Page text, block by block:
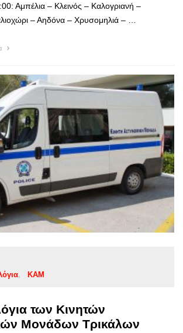
Αμπέλια – Κλεινός – Καλογριανή –
– Αηδόνα – Χρυσομηλιά – …
ΚΑΜ
των Κινητών
Μονάδων Τρικάλων